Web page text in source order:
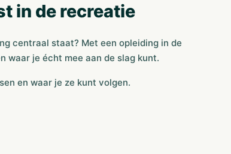
in de recreatie
centraal staat? Met een opleiding in de
waar je écht mee aan de slag kunt.
en waar je ze kunt volgen.